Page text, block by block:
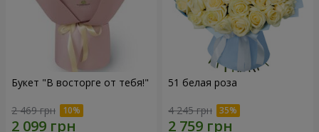
Букет "В восторге от тебя!"
2 469 грн
51 белая роза
4 245 грн